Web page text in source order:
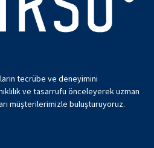
tecrübe ve deneyimini
ve tasarrufu önceleyerek uzman
müşterilerimizle buluşturuyoruz.